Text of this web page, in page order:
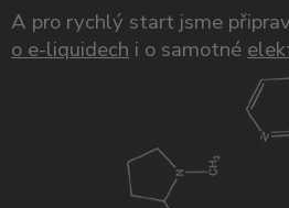
A pro rychlý start jsme
o e-liquidech i o samotné